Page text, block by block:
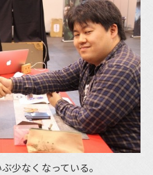
少なくなっている。